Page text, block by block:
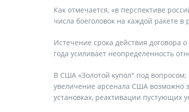
Как отмечается, «в перспективе
числа боеголовок на каждой ракете
Истечение срока действия договора
года усиливает неопределенность
В США «Золотой купол" под
увеличение арсенала США возможно
установках, реактивации пустующих